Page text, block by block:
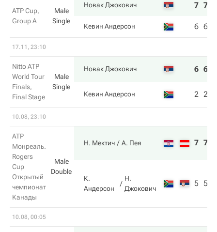
ATP Cup,
Group A
Male
Single
Новак Джокович 7 7
Кевин Андерсон 6 6
17.11, 23:10
Nitto ATP
World Tour
Finals,
Final Stage
Male
Single
Новак Джокович 6 6
Кевин Андерсон 2 2
10.08, 23:10
ATP
Монреаль.
Rogers
Cup
Открытый
чемпионат
Канады
Male
Double
Н. Мектич А. Пея 7 7
К.
Андерсон
Н.
Джокович
5 5
10.08, 00:05